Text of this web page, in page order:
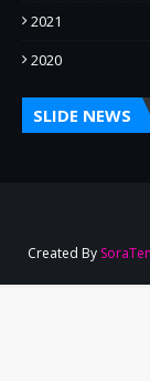
2021
2020
SLIDE NEWS
Created By